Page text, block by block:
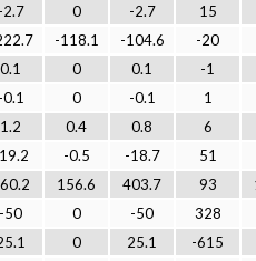
-2.7 0 -2.7
15
-118.1 -104.6
-20
0.1 0 0.1
-1
-0.1 0 -0.1
1
1.2 0.4 0.8
6
-0.5 -18.7
51
156.6 403.7 93
-50 0 -50
328
0 25.1
-615